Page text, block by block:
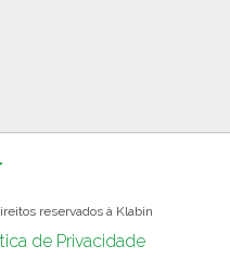
reservados à Klabin
de Privacidade